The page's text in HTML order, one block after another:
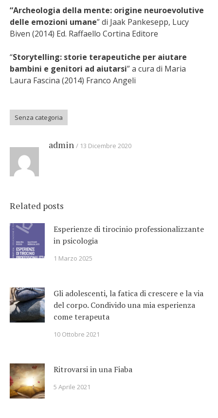
“Archeologia della mente: origine neuroevolutive
delle emozioni umane” di Jaak Pankesepp, Lucy
Biven (2014) Ed. Raffaello Cortina Editore
“Storytelling: storie terapeutiche per aiutare
bambini e genitori ad aiutarsi” a cura di Maria
Laura Fascina (2014) Franco Angeli
Senza categoria
admin 13 Dicembre 2020
Related posts
Esperienze di tirocinio professionalizzante
in psicologia
1 Marzo 2025
Gli adolescenti, la fatica di crescere e la via
del corpo. Condivido una mia esperienza
come terapeuta
10 Ottobre 2021
Ritrovarsi in una Fiaba
5 Aprile 2021